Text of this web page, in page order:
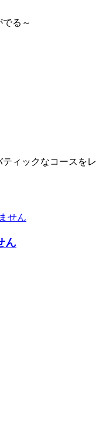
る～
ィックなコースをレ
ん